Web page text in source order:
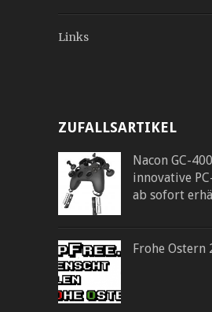
Links
ZUFALLSARTIKEL
Nacon GC-
innovative
ab sofort
Frohe Ostern